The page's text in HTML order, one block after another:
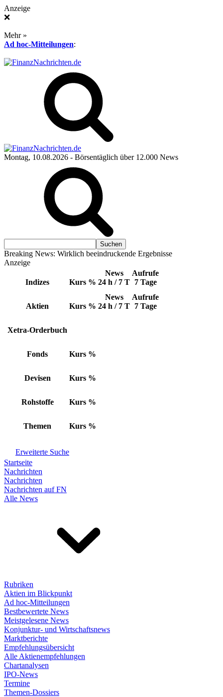
Anzeige
❌
Mehr »
Ad hoc-Mitteilungen:
Montag, 10.08.2026 - Börsentäglich über 12.000 News
Breaking News: Wirklich beeindruckende Ergebnisse
Anzeige
Indizes Kurs %
News
24 h / 7 T
Aufrufe
7 Tage
Aktien Kurs %
News
24 h / 7 T
Aufrufe
7 Tage
Xetra-Orderbuch
Fonds Kurs %
Devisen Kurs %
Rohstoffe Kurs %
Themen Kurs %
Erweiterte Suche
Startseite
Nachrichten
Nachrichten
Nachrichten auf FN
Alle News
Rubriken
Aktien im Blickpunkt
Ad hoc-Mitteilungen
Bestbewertete News
Meistgelesene News
Konjunktur- und Wirtschaftsnews
Marktberichte
Empfehlungsübersicht
Alle Aktienempfehlungen
Chartanalysen
IPO-News
Termine
Themen-Dossiers